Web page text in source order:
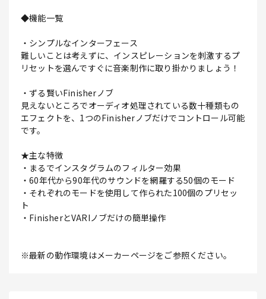
◆機能一覧
・シンプルなインターフェース
難しいことは考えずに、インスピレーションを刺激するプ
リセットを選んですぐに音楽制作に取り掛かりましょう！
・ずる賢いFinisherノブ
見えないところでオーディオ処理されている数十種類もの
エフェクトを、1つのFinisherノブだけでコントロール可能
です。
★主な特徴
・まるでインスタグラムのフィルター効果
・60年代から90年代のサウンドを網羅する50個のモード
・それぞれのモードを使用して作られた100個のプリセッ
ト
・FinisherとVARIノブだけの簡単操作
※最新の動作環境はメーカーページをご参照ください。